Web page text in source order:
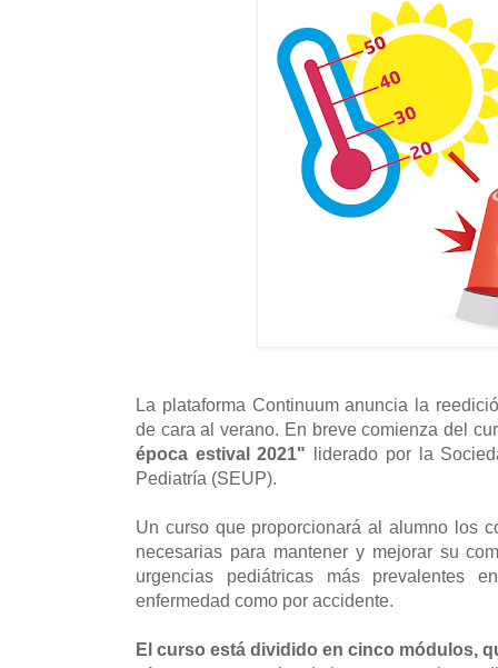
La plataforma Continuum anuncia la
de cara al verano. En breve comienza del
época estival 2021" liderado por la
Pediatría (SEUP).
Un curso que proporcionará al alumno los
necesarias para mantener y mejorar su
urgencias pediátricas más prevalentes
enfermedad como por accidente.
El curso está dividido en cinco módulos,